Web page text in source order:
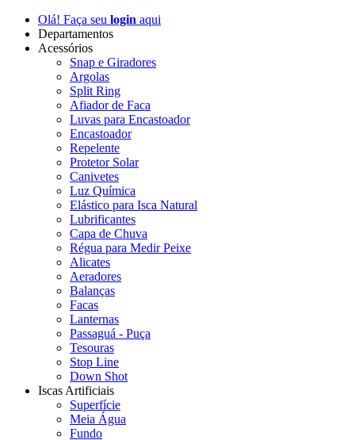
Olá! Faça seu login aqui
Departamentos
Acessórios
Snap e Giradores
Argolas
Split Ring
Afiador de Faca
Luvas para Encastoador
Encastoador
Repelente
Protetor Solar
Canivetes
Luz Química
Elástico para Isca Natural
Lubrificantes
Capa de Chuva
Régua para Medir Peixe
Alicates
Aeradores
Balanças
Facas
Lanternas
Passaguá - Puça
Tesouras
Stop Line
Down Shot
Iscas Artificiais
Superfície
Meia Água
Fundo